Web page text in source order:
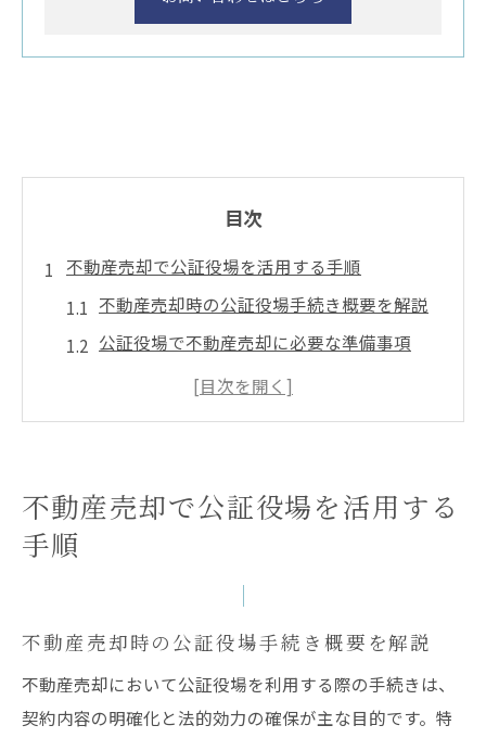
目次
不動産売却で公証役場を活用する手順
不動産売却時の公証役場手続き概要を解説
公証役場で不動産売却に必要な準備事項
不動産売却で利用できる公証役場サービス
不動産売却手続きで役立つ公証役場の活用
不動産売却の際に安心できる公証役場の選
希望が丘で不動産売却を成功させる準備方
不動産売却で公証役場を活用する
手順
不動産売却時の公証役場手続き概要を解説
不動産売却において公証役場を利用する際の手続きは、
契約内容の明確化と法的効力の確保が主な目的です。特